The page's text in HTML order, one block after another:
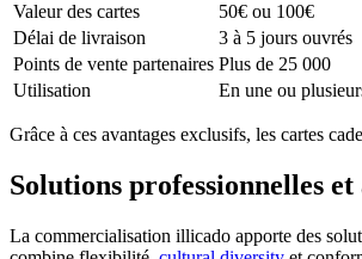
Valeur des cartes
50€ ou 100€
Délai de livraison
3 à 5 jours ouvrés
Points de vente partenaires Plus de 25 000
Utilisation
En une ou
Grâce à ces avantages exclusifs, les cartes
Solutions professionnelles
La commercialisation illicado apporte des